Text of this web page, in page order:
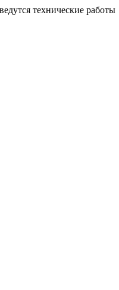
технические работы